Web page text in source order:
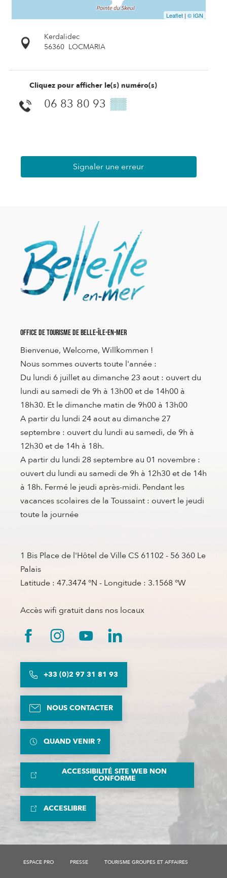
Leaflet | © IGN
Kerdalidec
56360 LOCMARIA
Cliquez pour afficher le(s) numéro(s)
06 83 80 93 ▒▒
Signaler une erreur
Office de Tourisme de Belle-Île-en-Mer
Bienvenue, Welcome, Willkommen !
Nous sommes ouverts toute l'année :
Du lundi 6 juillet au dimanche 23 aout : ouvert du
lundi au samedi de 9h à 13h00 et de 14h00 à
18h30. Et le dimanche matin de 9h00 à 13h00
A partir du lundi 24 aout au dimanche 27
septembre : ouvert du lundi au samedi, de 9h à
12h30 et de 14h à 18h.
A partir du lundi 28 septembre au 01 novembre :
ouvert du lundi au samedi de 9h à 12h30 et de 14h
à 18h. Fermé le jeudi après-midi. Pendant les
vacances scolaires de la Toussaint : ouvert le jeudi
toute la journée
1 Bis Place de l'Hôtel de Ville CS 61102 - 56 360 Le
Palais
Latitude : 47.3474 °N - Longitude : 3.1568 °W
Accès wifi gratuit dans nos locaux
+33 (0)2 97 31 81 93
NOUS CONTACTER
QUAND VENIR ?
ACCESSIBILITÉ SITE WEB NON
CONFORME
ACCESLIBRE
ESPACE PRO PRESSE TOURISME GROUPES ET AFFAIRES